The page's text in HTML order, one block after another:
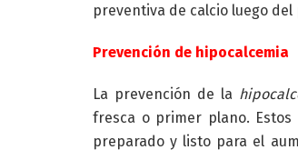
preventiva de calcio luego
Prevención de hipocalcemia
La prevención de la
fresca o primer plano. Estos
preparado y listo para el